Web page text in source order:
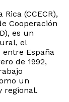
Rica (CCECR),
Cooperación
es un
el
España
de 1992,
un
regional.